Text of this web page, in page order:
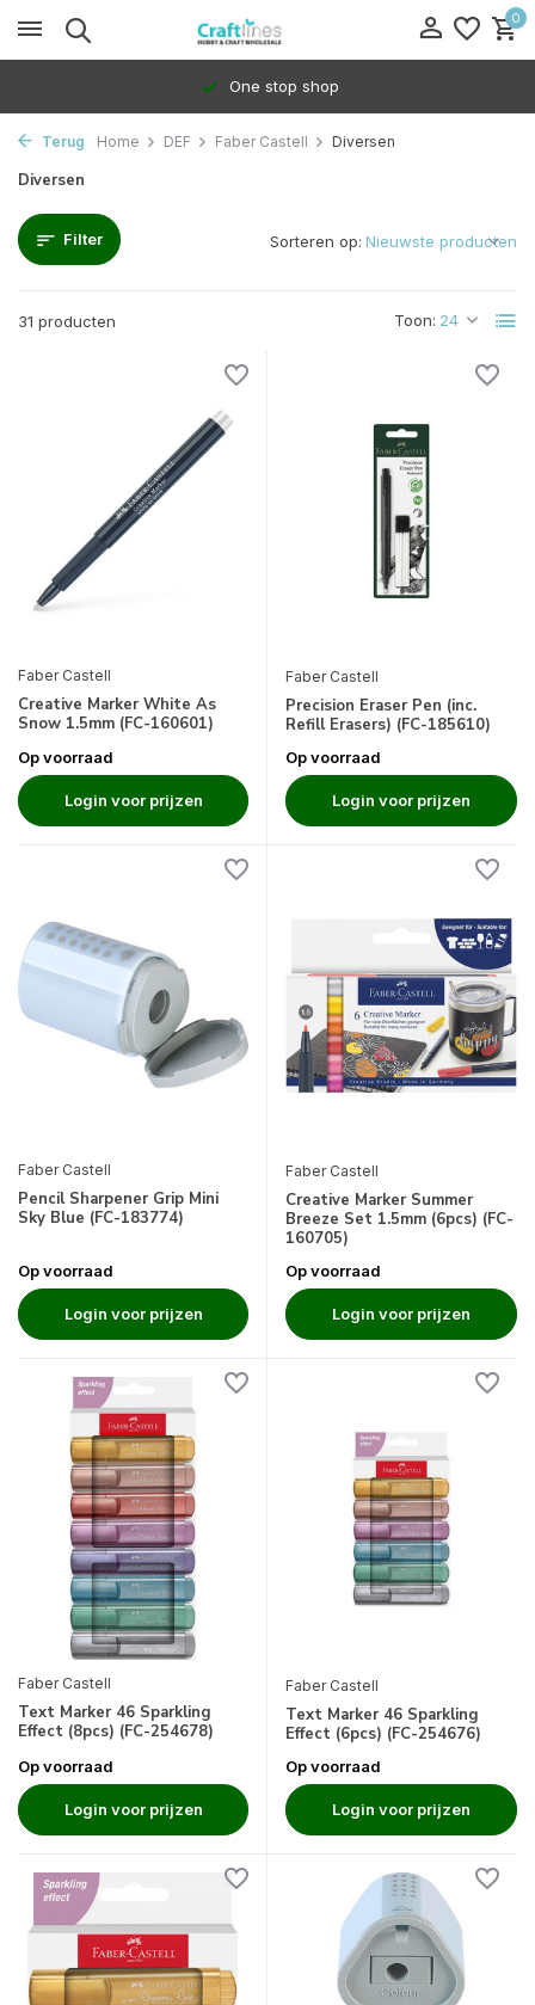
0
100% Dedicated to independents
Terug Home DEF Faber Castell Diversen
Diversen
Filter
31 producten Toon:
Sorteren op:
Faber Castell
Creative Marker White As
Snow 1.5mm (FC-160601)
Op voorraad
Login voor prijzen
Faber Castell
Precision Eraser Pen (inc.
Refill Erasers) (FC-185610)
Op voorraad
Login voor prijzen
Faber Castell
Pencil Sharpener Grip Mini
Sky Blue (FC-183774)
Op voorraad
Login voor prijzen
Faber Castell
Creative Marker Summer
Breeze Set 1.5mm (6pcs) (FC-
160705)
Op voorraad
Login voor prijzen
Faber Castell
Text Marker 46 Sparkling
Effect (8pcs) (FC-254678)
Op voorraad
Login voor prijzen
Faber Castell
Text Marker 46 Sparkling
Effect (6pcs) (FC-254676)
Op voorraad
Login voor prijzen